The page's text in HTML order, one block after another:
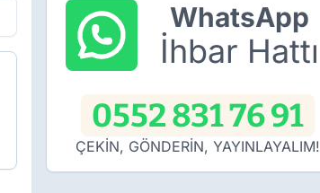
WhatsApp
İhbar Hattı
0552 831 76 91
ÇEKİN, GÖNDERİN, YAYINLAYALIM!